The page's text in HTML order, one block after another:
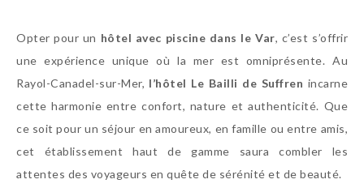
Opter pour un hôtel avec piscine dans le Var, c’est s’offrir
une expérience unique où la mer est omniprésente. Au
Rayol-Canadel-sur-Mer, l’hôtel Le Bailli de Suffren incarne
cette harmonie entre confort, nature et authenticité. Que
ce soit pour un séjour en amoureux, en famille ou entre amis,
cet établissement haut de gamme saura combler les
attentes des voyageurs en quête de sérénité et de beauté.